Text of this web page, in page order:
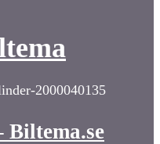
2000040135